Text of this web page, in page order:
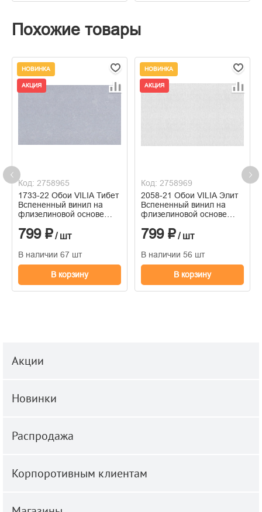
Похожие товары
НОВИНКА
АКЦИЯ
Код: 2758965
1733-22 Обои VILIA Тибет
Вспененный винил на
флизелиновой основе
799 ₽/ шт
В наличии 67 шт
В корзину
НОВИНКА
АКЦИЯ
Код: 2758969
2058-21 Обои VILIA Элит
Вспененный винил на
флизелиновой основе
799 ₽/ шт
В наличии 56 шт
В корзину
Акции
Новинки
Распродажа
Корпоротивным клиентам